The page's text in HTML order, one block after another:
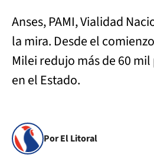
Anses, PAMI, Vialidad
la mira. Desde el
Milei redujo más de 60
en el Estado.
Por El Litoral